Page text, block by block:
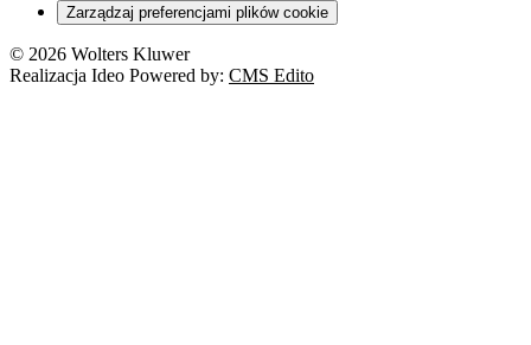
Zarządzaj preferencjami plików cookie
© 2026 Wolters Kluwer
Realizacja Ideo Powered by: CMS Edito